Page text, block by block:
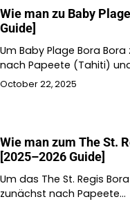
Wie man zu Baby
Guide]
Um Baby Plage Bora
nach Papeete (Tahiti)
October 22, 2025
Wie man zum The St.
[2025–2026 Guide]
Um das The St. Regis
zunächst nach Papeete…